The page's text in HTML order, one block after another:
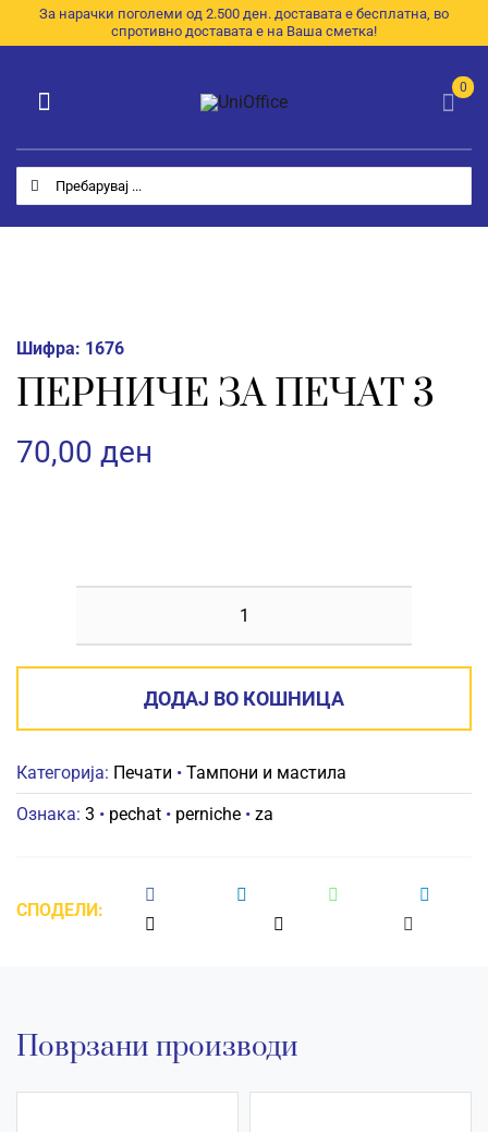
to
За нарачки поголеми од 2.500 ден. доставата е бесплатна, во
спротивно доставата е на Ваша сметка!
Search
for:
0
Toggle
Navigation
Категории
Почетна
E-Каталог
Шифра: 1676
ПЕРНИЧЕ ЗА ПЕЧАТ 3
70,00 ден
ПЕЧАТ
ДОДАЈ ВО КОШНИЦА
Категорија: Печати • Тампони и мастила
Ознака: 3 • pechat• perniche• za
СПОДЕЛИ:
Поврзани производи